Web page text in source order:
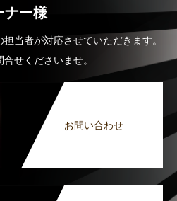
ナー様
当者が対応させていただきます。
せくださいませ。
お問い合わせ